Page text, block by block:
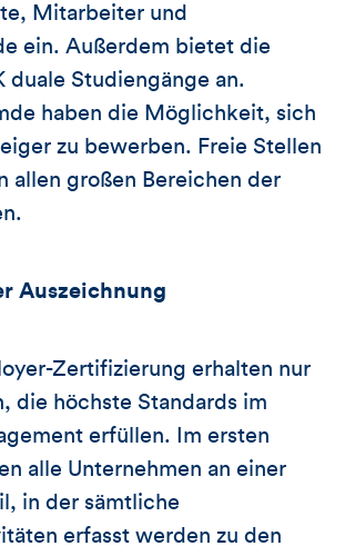
Mitarbeiter und
ein. Außerdem bietet die
duale Studiengänge an.
haben die Möglichkeit, sich
zu bewerben. Freie Stellen
allen großen Bereichen der
Auszeichnung
Zertifizierung erhalten nur
die höchste Standards im
erfüllen. Im ersten
alle Unternehmen an einer
in der sämtliche
erfasst werden zu den